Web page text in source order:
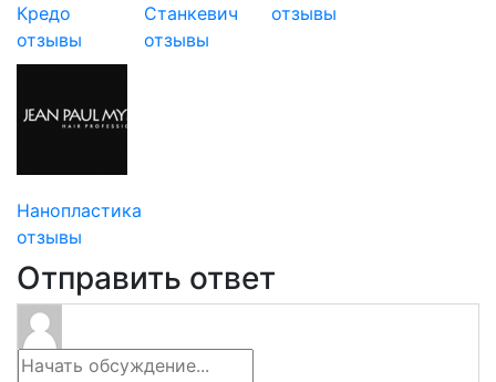
Кредо
отзывы
Станкевич
отзывы
отзывы
Нанопластика
отзывы
Отправить ответ